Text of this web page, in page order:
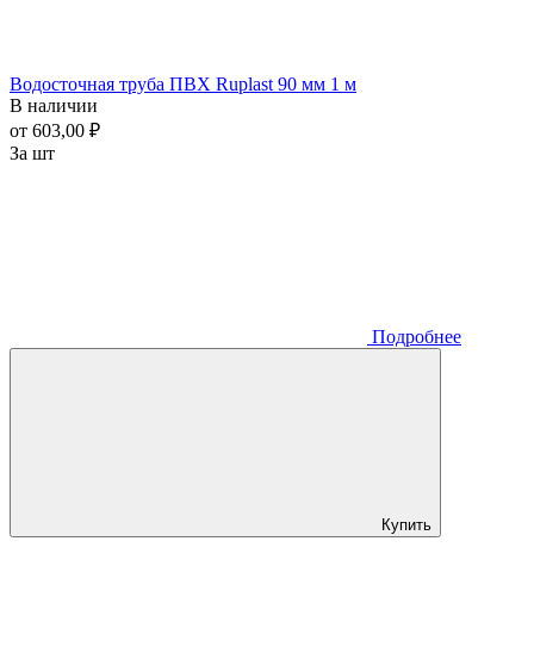
Водосточная труба ПВХ Ruplast 90 мм 1 м
В наличии
от 603,00 ₽
За шт
Подробнее
Купить